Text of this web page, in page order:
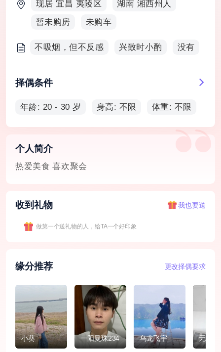
现居 宜昌 夷陵区
湖南 湘西州人
暂未购房
未购车
不吸烟，但不反感 兴致时小酌 没有
择偶条件
年龄: 20 - 30 岁 身高: 不限 体重: 不限
个人简介
热爱美食 喜欢聚会
收到礼物 我也要送
做第一个送礼物的人，给TA一个好印象
缘分推荐 更改择偶要求
小葵 一阳曼珠234 乌龙飞宇 无妄涵